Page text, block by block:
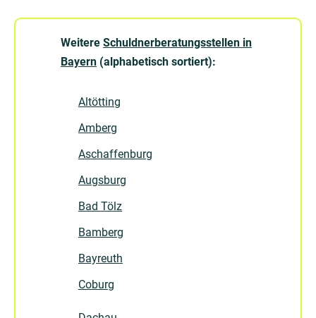
Weitere Schuldnerberatungsstellen in
Bayern (alphabetisch sortiert):
Altötting
Amberg
Aschaffenburg
Augsburg
Bad Tölz
Bamberg
Bayreuth
Coburg